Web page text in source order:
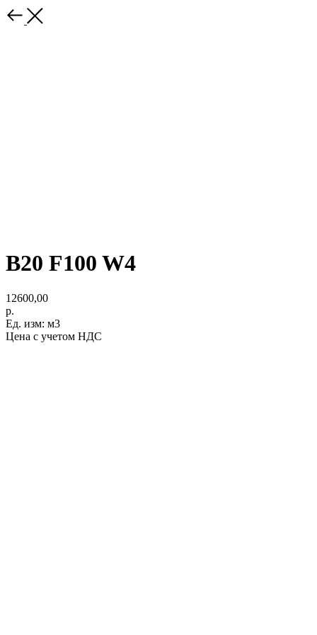
B20 F100 W4
12600,00
р.
Ед. изм: м3
Цена с учетом НДС